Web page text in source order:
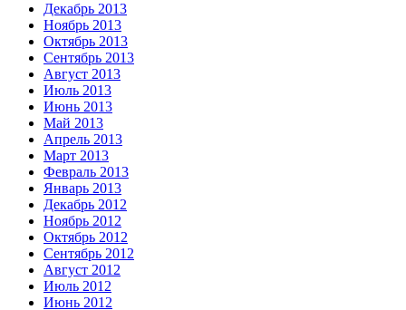
Декабрь 2013
Ноябрь 2013
Октябрь 2013
Сентябрь 2013
Август 2013
Июль 2013
Июнь 2013
Май 2013
Апрель 2013
Март 2013
Февраль 2013
Январь 2013
Декабрь 2012
Ноябрь 2012
Октябрь 2012
Сентябрь 2012
Август 2012
Июль 2012
Июнь 2012